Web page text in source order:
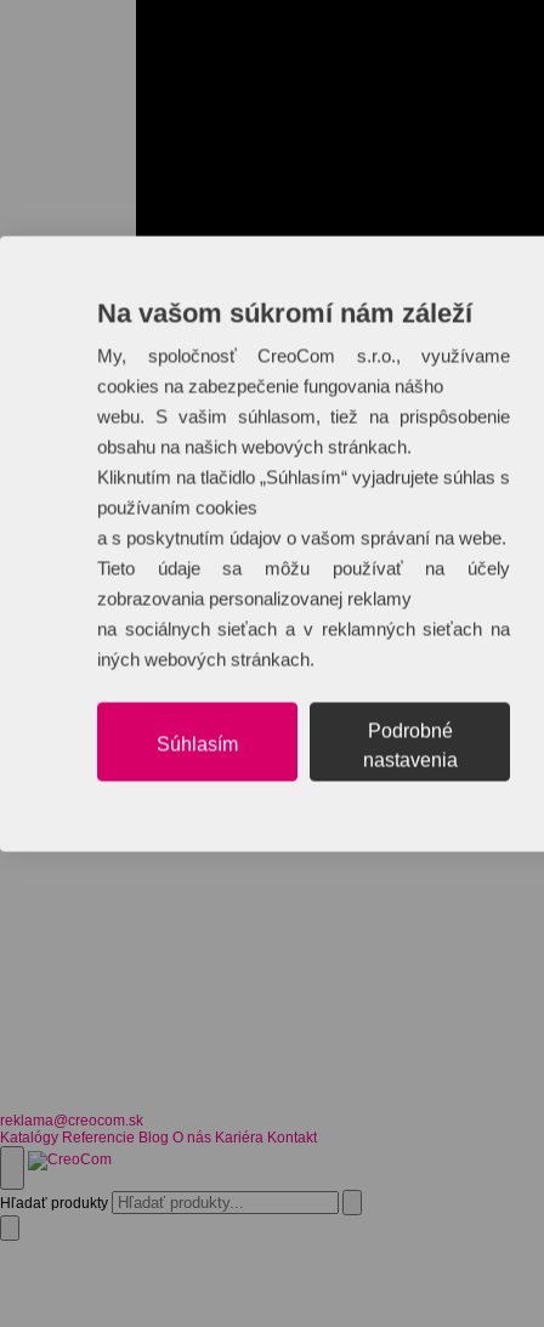
reklama@creocom.sk
Katalógy Referencie Blog O nás Kariéra Kontakt
Hľadať produkty
Na vašom súkromí nám záleží
My, spoločnosť CreoCom s.r.o., využívame
cookies na zabezpečenie fungovania nášho
webu. S vašim súhlasom, tiež na prispôsobenie
obsahu na našich webových stránkach.
Kliknutím na tlačidlo „Súhlasím“ vyjadrujete súhlas s
používaním cookies
a s poskytnutím údajov o vašom správaní na webe.
Tieto údaje sa môžu používať na účely
zobrazovania personalizovanej reklamy
na sociálnych sieťach a v reklamných sieťach na
iných webových stránkach.
Súhlasím
Podrobné
nastavenia